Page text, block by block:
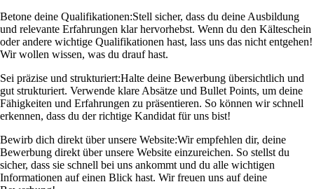
Betone deine Qualifikationen:Stell sicher, dass du deine Ausbildung
und relevante Erfahrungen klar hervorhebst. Wenn du den Kälteschein
oder andere wichtige Qualifikationen hast, lass uns das nicht entgehen!
Wir wollen wissen, was du drauf hast.
Sei präzise und strukturiert:Halte deine Bewerbung übersichtlich und
gut strukturiert. Verwende klare Absätze und Bullet Points, um deine
Fähigkeiten und Erfahrungen zu präsentieren. So können wir schnell
erkennen, dass du der richtige Kandidat für uns bist!
Bewirb dich direkt über unsere Website:Wir empfehlen dir, deine
Bewerbung direkt über unsere Website einzureichen. So stellst du
sicher, dass sie schnell bei uns ankommt und du alle wichtigen
Informationen auf einen Blick hast. Wir freuen uns auf deine